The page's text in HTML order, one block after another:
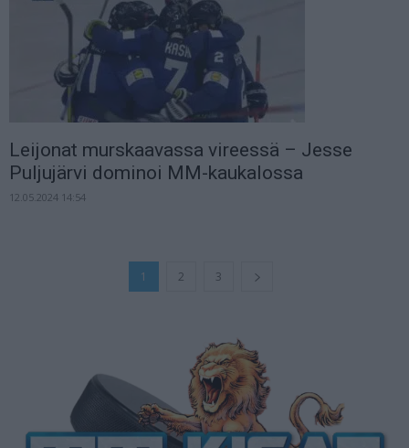
Leijonat murskaavassa vireessä – Jesse
Puljujärvi dominoi MM-kaukalossa
12.05.2024 14:54
1 2 3